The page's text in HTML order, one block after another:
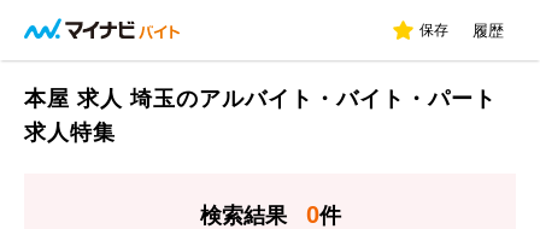
保存 履歴
本屋 求人 埼玉のアルバイト・バイト・パート
求人特集
検索結果 0件